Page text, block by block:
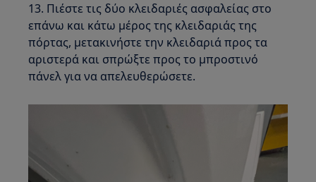
13. Πιέστε τις δύο κλειδαριές ασφαλείας στο
επάνω και κάτω μέρος της κλειδαριάς της
πόρτας, μετακινήστε την κλειδαριά προς τα
αριστερά και σπρώξτε προς το μπροστινό
πάνελ για να απελευθερώσετε.